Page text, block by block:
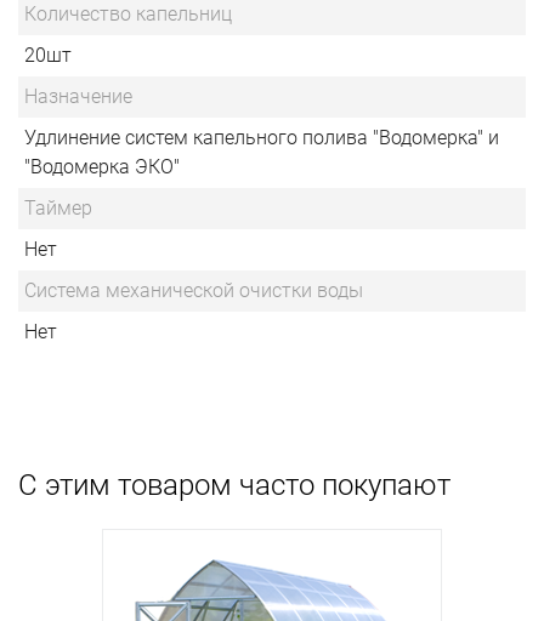
Количество капельниц
20шт
Назначение
Удлинение систем капельного полива "Водомерка" и
"Водомерка ЭКО"
Таймер
Нет
Система механической очистки воды
Нет
С этим товаром часто покупают